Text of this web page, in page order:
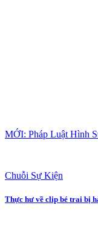
MỚI: Pháp Luật Hình
Chuỗi Sự Kiện
Thực hư về clip bé trai bị